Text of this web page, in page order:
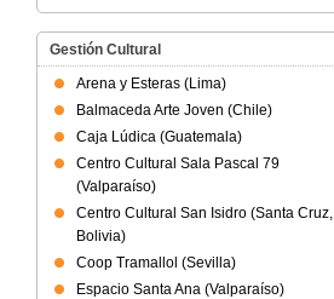
Gestión Cultural
Arena y Esteras (Lima)
Balmaceda Arte Joven (Chile)
Caja Lúdica (Guatemala)
Centro Cultural Sala Pascal 79
(Valparaíso)
Centro Cultural San Isidro (Santa Cruz,
Bolivia)
Coop Tramallol (Sevilla)
Espacio Santa Ana (Valparaíso)